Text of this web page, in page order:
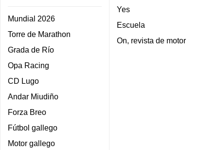
Mundial 2026
Torre de Marathon
Grada de Río
Opa Racing
CD Lugo
Andar Miudiño
Forza Breo
Fútbol gallego
Motor gallego
Yes
Escuela
On, revista de motor